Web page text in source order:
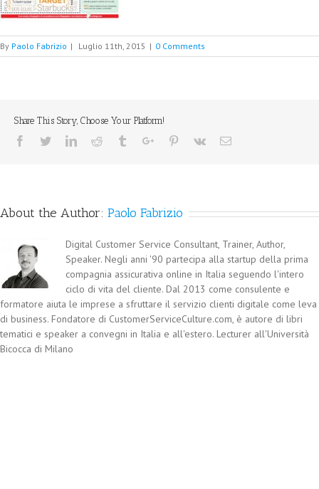
By Paolo Fabrizio | Luglio 11th, 2015 | 0 Comments
Share This Story, Choose Your Platform!
Facebook
TwitterLinkedinReddit TumblrGoogle+Pinterest
Vk Email
About the Author: Paolo Fabrizio
Digital Customer Service Consultant, Trainer, Author,
Speaker. Negli anni '90 partecipa alla startup della prima
compagnia assicurativa online in Italia seguendo l'intero
ciclo di vita del cliente. Dal 2013 come consulente e
formatore aiuta le imprese a sfruttare il servizio clienti digitale come leva
di business. Fondatore di CustomerServiceCulture.com, è autore di libri
tematici e speaker a convegni in Italia e all'estero. Lecturer all'Università
Bicocca di Milano